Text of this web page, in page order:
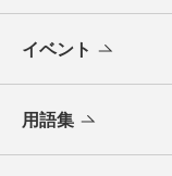
イベント
用語集